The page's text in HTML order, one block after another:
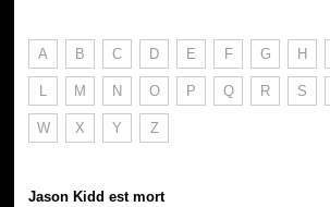
A B C D E F G H
L M N O P Q R S
W X Y Z
Jason Kidd est mort